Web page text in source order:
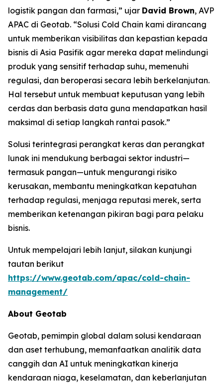
logistik pangan dan farmasi,” ujar David Brown, AVP
APAC di Geotab. “Solusi Cold Chain kami dirancang
untuk memberikan visibilitas dan kepastian kepada
bisnis di Asia Pasifik agar mereka dapat melindungi
produk yang sensitif terhadap suhu, memenuhi
regulasi, dan beroperasi secara lebih berkelanjutan.
Hal tersebut untuk membuat keputusan yang lebih
cerdas dan berbasis data guna mendapatkan hasil
maksimal di setiap langkah rantai pasok.”
Solusi terintegrasi perangkat keras dan perangkat
lunak ini mendukung berbagai sektor industri—
termasuk pangan—untuk mengurangi risiko
kerusakan, membantu meningkatkan kepatuhan
terhadap regulasi, menjaga reputasi merek, serta
memberikan ketenangan pikiran bagi para pelaku
bisnis.
Untuk mempelajari lebih lanjut, silakan kunjungi
tautan berikut
https://www.geotab.com/apac/cold-chain-
management/
About Geotab
Geotab, pemimpin global dalam solusi kendaraan
dan aset terhubung, memanfaatkan analitik data
canggih dan AI untuk meningkatkan kinerja
kendaraan niaga, keselamatan, dan keberlanjutan